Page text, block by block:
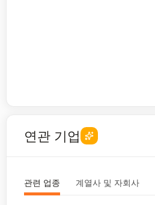
연관 기업
관련 업종 계열사 및 자회사